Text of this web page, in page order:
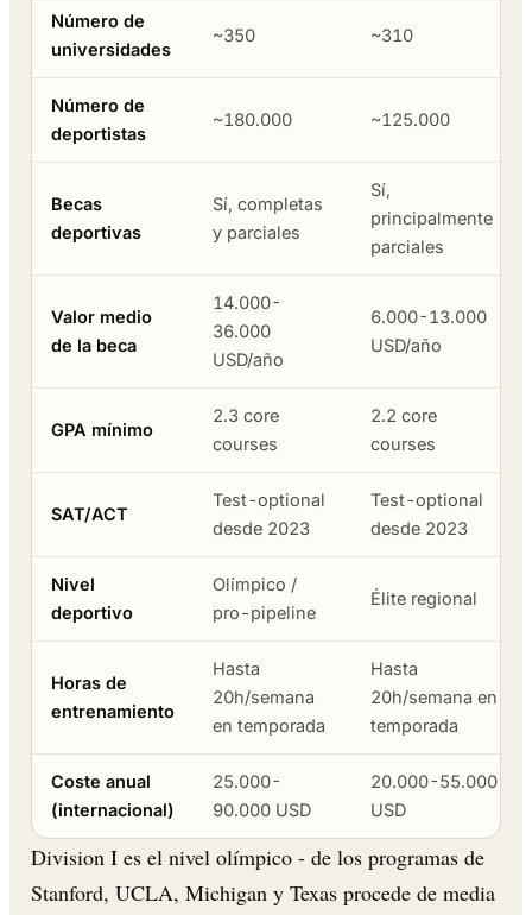
Número de
universidades
~350 ~310
Número de
deportistas
~180.000 ~125.000
Becas
deportivas
Sí, completas
y parciales
Sí,
principalmente
parciales
Valor medio
de la beca
14.000-
36.000
USD/año
6.000-13.000
USD/año
GPA mínimo
2.3 core
courses
2.2 core
courses
SAT/ACT
Test-optional
desde 2023
Test-optional
desde 2023
Nivel
deportivo
Olímpico /
pro-pipeline
Élite regional
Horas de
entrenamiento
Hasta
20h/semana
en temporada
Hasta
20h/semana en
temporada
Coste anual
(internacional)
25.000-
90.000 USD
20.000-55.000
USD
Division I es el nivel olímpico - de los programas de
Stanford, UCLA, Michigan y Texas procede de media